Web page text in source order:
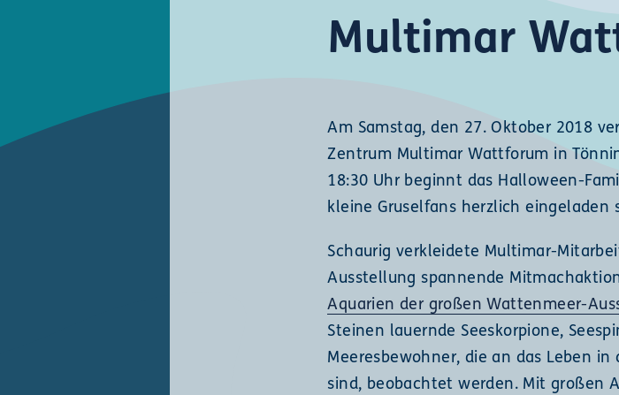
Multimar
Am Samstag, den 27. Oktober 2018
Zentrum Multimar Wattforum in
18:30 Uhr beginnt das Halloween-
kleine Gruselfans herzlich eingeladen
Schaurig verkleidete Multimar-
Ausstellung spannende
Aquarien der großen Wattenmeer-
Steinen lauernde Seeskorpione,
Meeresbewohner, die an das Leben
sind, beobachtet werden. Mit großen